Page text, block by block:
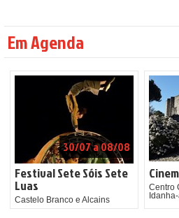
Em Agenda
30/07 a 08/08
Festival Sete Sóis Sete
Luas
Castelo Branco e Alcains
Centro